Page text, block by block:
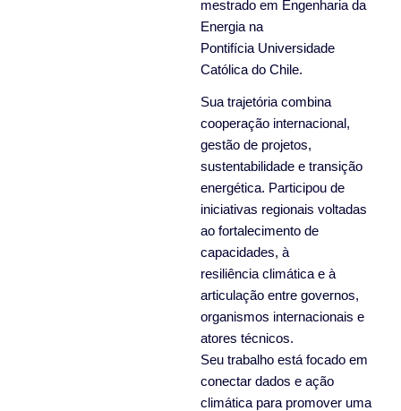
mestrado em Engenharia da
Energia na
Pontifícia Universidade
Católica do Chile.
Sua trajetória combina
cooperação internacional,
gestão de projetos,
sustentabilidade e transição
energética. Participou de
iniciativas regionais voltadas
ao fortalecimento de
capacidades, à
resiliência climática e à
articulação entre governos,
organismos internacionais e
atores técnicos.
Seu trabalho está focado em
conectar dados e ação
climática para promover uma